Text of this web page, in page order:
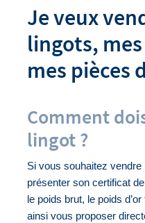
Je veux
lingots,
mes pièces
Comment
lingot ?
Si vous souhaitez
présenter son certificat
le poids brut, le poids
ainsi vous proposer